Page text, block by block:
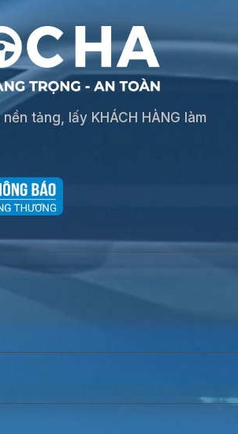
tảng, lấy KHÁCH HÀNG làm